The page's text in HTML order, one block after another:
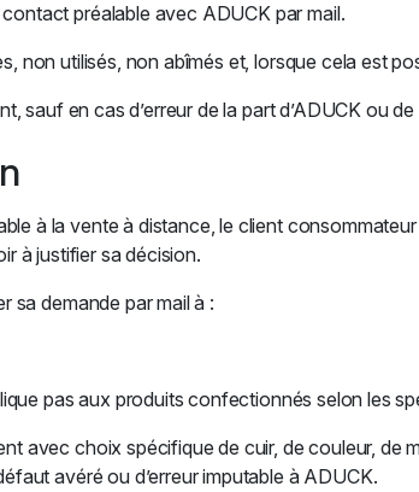
préalable avec ADUCK par mail.
non utilisés, non abîmés et, lorsque cela est
sauf en cas d’erreur de la part d’ADUCK ou
à la vente à distance, le client
à justifier sa décision.
sa demande par mail à :
pas aux produits confectionnés selon les
avec choix spécifique de cuir, de couleur,
avéré ou d’erreur imputable à ADUCK.